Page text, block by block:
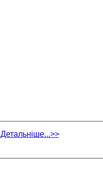
Детальніше...>>